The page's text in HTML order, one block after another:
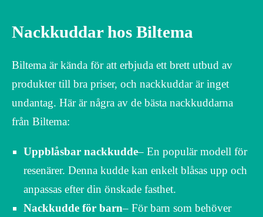
Nackkuddar hos Biltema
Biltema är kända för att erbjuda ett brett utbud av
produkter till bra priser, och nackkuddar är inget
undantag. Här är några av de bästa nackkuddarna
från Biltema:
Uppblåsbar nackkudde– En populär modell för
resenärer. Denna kudde kan enkelt blåsas upp och
anpassas efter din önskade fasthet.
Nackkudde för barn– För barn som behöver